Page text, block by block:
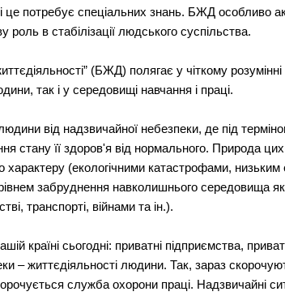
це потребує спеціальних знань. БЖД особливо
роль в стабілізації людського суспільства.
(БЖД) полягає у чіткому
так і у середовищі навчання і праці.
від надзвичайної небезпеки, де під
стану її здоров'я від нормального. Природа
характеру (екологічними катастрофами,
забруднення навколишнього середовища
транспорті, війнами та ін.).
країні сьогодні: приватні підприємства,
– життєдіяльності людини. Так, зараз
служба охорони праці. Надзвичайні